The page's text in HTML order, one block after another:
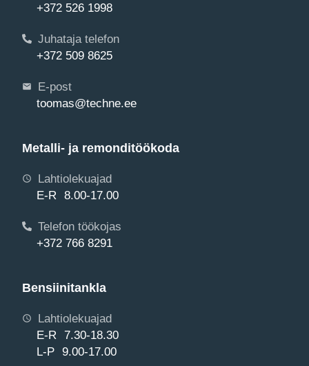
+372 526 1998
Juhataja telefon
+372 509 8625
E-post
toomas@techne.ee
Metalli- ja remonditöökoda
Lahtiolekuajad
E-R 8.00-17.00
Telefon töökojas
+372 766 8291
Bensiinitankla
Lahtiolekuajad
E-R 7.30-18.30
L-P 9.00-17.00